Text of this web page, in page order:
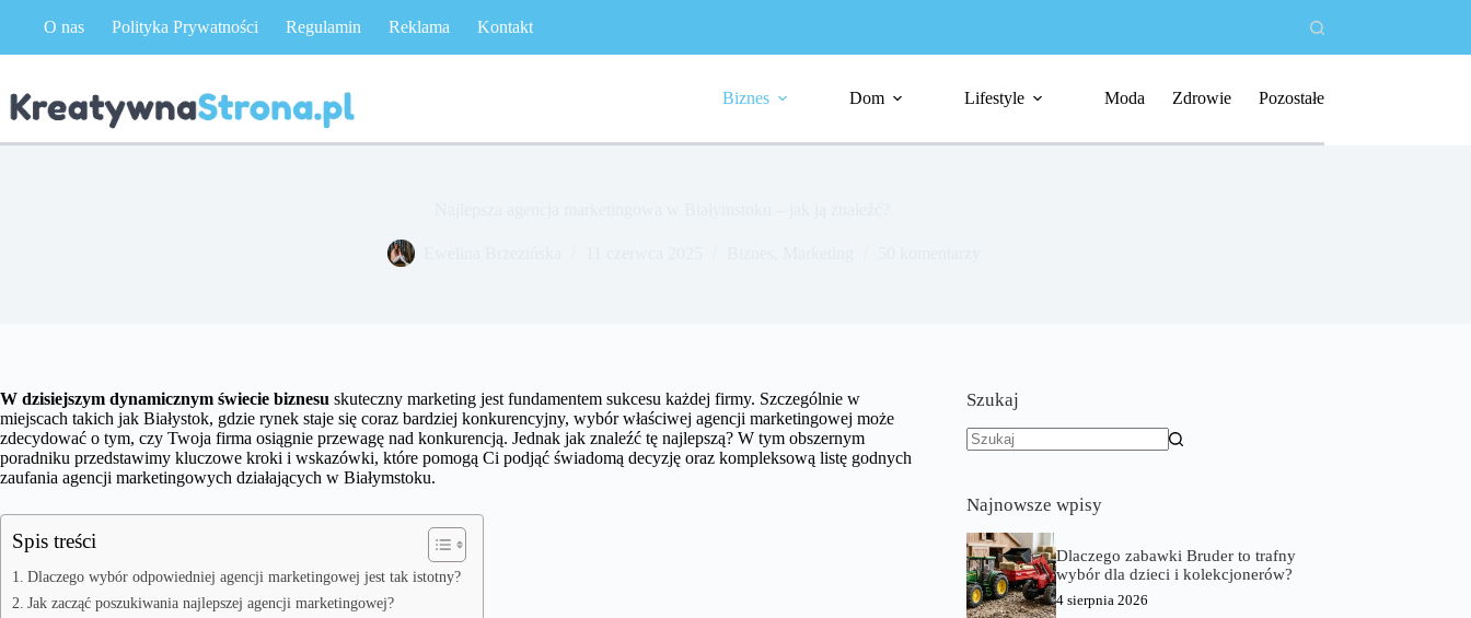
O nas Polityka Prywatności Regulamin Reklama Kontakt
Biznes Dom Lifestyle Moda Zdrowie Pozostałe
W dzisiejszym dynamicznym świecie biznesu skuteczny marketing jest fundamentem sukcesu każdej firmy. Szczególnie w
miejscach takich jak Białystok, gdzie rynek staje się coraz bardziej konkurencyjny, wybór właściwej agencji marketingowej może
zdecydować o tym, czy Twoja firma osiągnie przewagę nad konkurencją. Jednak jak znaleźć tę najlepszą? W tym obszernym
poradniku przedstawimy kluczowe kroki i wskazówki, które pomogą Ci podjąć świadomą decyzję oraz kompleksową listę godnych
zaufania agencji marketingowych działających w Białymstoku.
Spis treści
Dlaczego wybór odpowiedniej agencji marketingowej jest tak istotny?
Jak zacząć poszukiwania najlepszej agencji marketingowej?
Szukaj
Najnowsze wpisy
Dlaczego zabawki Bruder to trafny
wybór dla dzieci i kolekcjonerów?
4 sierpnia 2026